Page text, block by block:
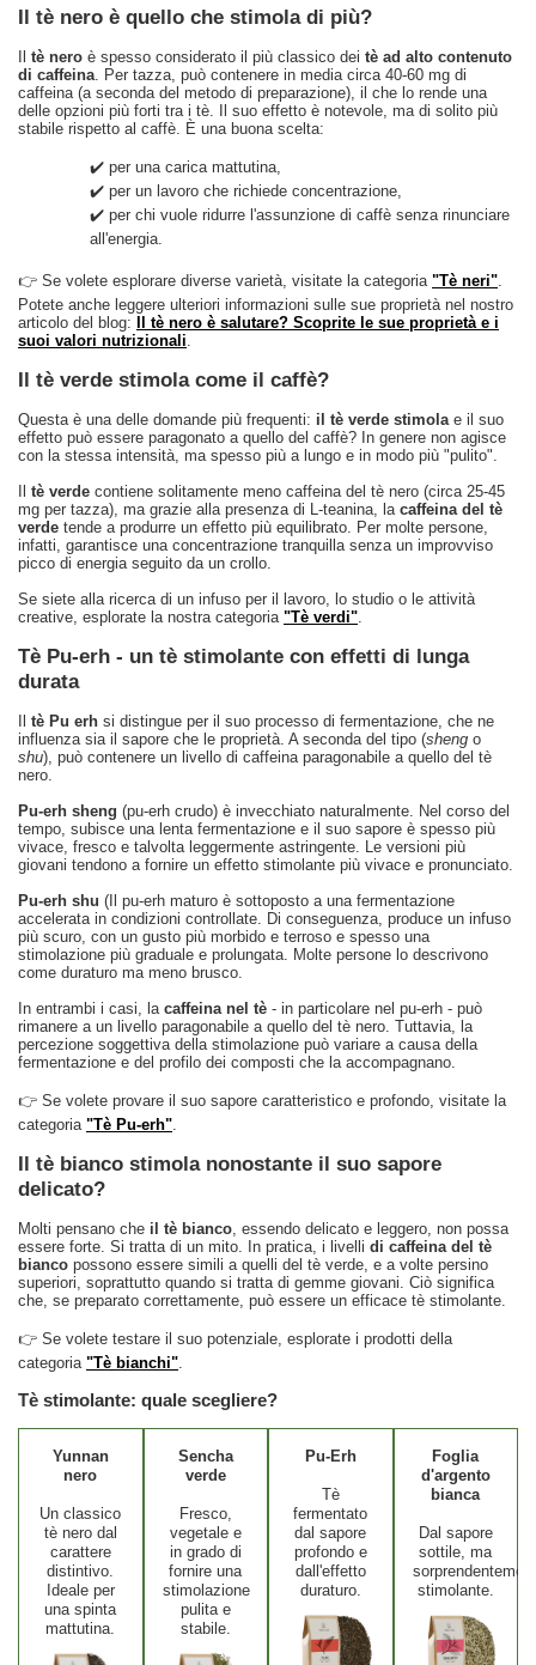
Il tè nero è quello che stimola di più?
Il tè nero è spesso considerato il più classico dei tè ad alto contenuto
di caffeina . Per tazza, può contenere in media circa 40-60 mg di
caffeina (a seconda del metodo di preparazione), il che lo rende una
delle opzioni più forti tra i tè. Il suo effetto è notevole, ma di solito più
stabile rispetto al caffè. È una buona scelta:
✔️ per una carica mattutina,
✔️ per un lavoro che richiede concentrazione,
✔️ per chi vuole ridurre l'assunzione di caffè senza rinunciare
all'energia.
👉 Se volete esplorare diverse varietà, visitate la categoria "Tè neri"
Potete anche leggere ulteriori informazioni sulle sue proprietà nel nostro
articolo del blog: Il tè nero è salutare? Scoprite le sue proprietà e i
suoi valori nutrizionali
Il tè verde stimola come il caffè?
Questa è una delle domande più frequenti: il tè verde stimola e il suo
effetto può essere paragonato a quello del caffè? In genere non agisce
con la stessa intensità, ma spesso più a lungo e in modo più "pulito".
Il tè verde contiene solitamente meno caffeina del tè nero (circa 25-45
mg per tazza), ma grazie alla presenza di L-teanina, la caffeina del tè
verde tende a produrre un effetto più equilibrato. Per molte persone,
infatti, garantisce una concentrazione tranquilla senza un improvviso
picco di energia seguito da un crollo.
Se siete alla ricerca di un infuso per il lavoro, lo studio o le attività
creative, esplorate la nostra categoria "Tè verdi"
Tè Pu-erh - un tè stimolante con effetti di lunga
durata
Il tè Pu erh si distingue per il suo processo di fermentazione, che ne
influenza sia il sapore che le proprietà. A seconda del tipo (sheng o
shu), può contenere un livello di caffeina paragonabile a quello del tè
nero.
Pu‑erh sheng (pu-erh crudo) è invecchiato naturalmente. Nel corso del
tempo, subisce una lenta fermentazione e il suo sapore è spesso più
vivace, fresco e talvolta leggermente astringente. Le versioni più
giovani tendono a fornire un effetto stimolante più vivace e pronunciato.
Pu‑erh shu (Il pu-erh maturo è sottoposto a una fermentazione
accelerata in condizioni controllate. Di conseguenza, produce un infuso
più scuro, con un gusto più morbido e terroso e spesso una
stimolazione più graduale e prolungata. Molte persone lo descrivono
come duraturo ma meno brusco.
In entrambi i casi, la caffeina nel tè - in particolare nel pu-erh - può
rimanere a un livello paragonabile a quello del tè nero. Tuttavia, la
percezione soggettiva della stimolazione può variare a causa della
fermentazione e del profilo dei composti che la accompagnano.
👉 Se volete provare il suo sapore caratteristico e profondo, visitate la
categoria "Tè Pu-erh"
Il tè bianco stimola nonostante il suo sapore
delicato?
Molti pensano che il tè bianco , essendo delicato e leggero, non possa
essere forte. Si tratta di un mito. In pratica, i livelli di caffeina del tè
bianco possono essere simili a quelli del tè verde, e a volte persino
superiori, soprattutto quando si tratta di gemme giovani. Ciò significa
che, se preparato correttamente, può essere un efficace tè stimolante.
👉 Se volete testare il suo potenziale, esplorate i prodotti della
categoria "Tè bianchi"
Tè stimolante: quale scegliere?
Yunnan
nero
Un classico
tè nero dal
carattere
distintivo.
Ideale per
una spinta
mattutina.
Sencha
verde
Fresco,
vegetale e
in grado di
fornire una
stimolazione
pulita e
stabile.
Pu-Erh
Tè
fermentato
dal sapore
profondo e
dall'effetto
duraturo.
Foglia
d'argento
bianca
Dal sapore
sottile, ma
stimolante.